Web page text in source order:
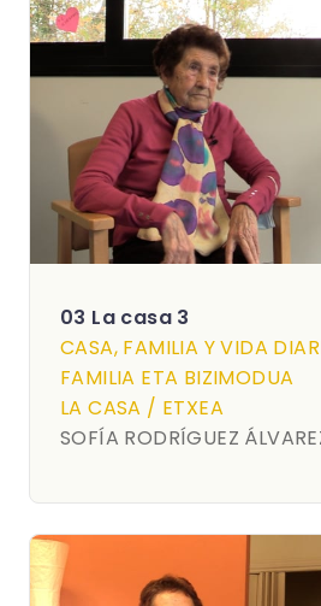
03 La casa 3
CASA, FAMILIA Y VIDA
FAMILIA ETA BIZIMODUA
LA CASA / ETXEA
SOFÍA RODRÍGUEZ